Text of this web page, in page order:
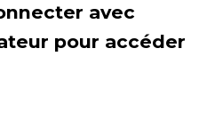
avec
pour accéder